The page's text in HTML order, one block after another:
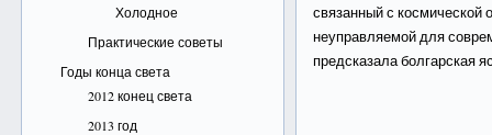
Холодное
Практические советы
Годы конца света
2012 конец света
2013 год
связанный с космической
неуправляемой для
предсказала болгарская